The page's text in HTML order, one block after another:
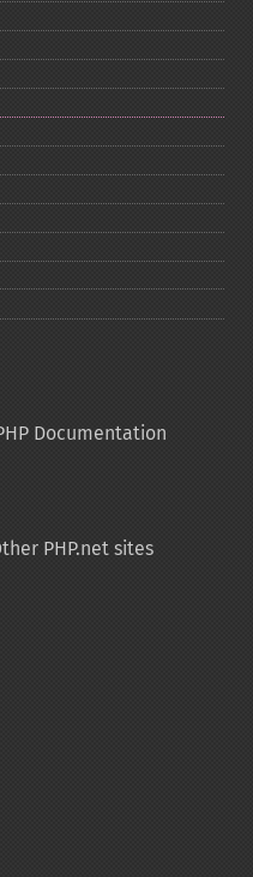
Documentation
PHP.net sites